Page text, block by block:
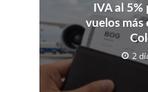
IVA al
vuelos más
2